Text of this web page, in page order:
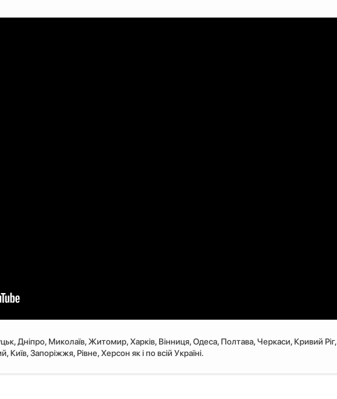
Дніпро, Миколаїв, Житомир, Харків, Вінниця, Одеса, Полтава, Черкаси, Кривий Ріг,
Запоріжжя, Рівне, Херсон як і по всій Україні.